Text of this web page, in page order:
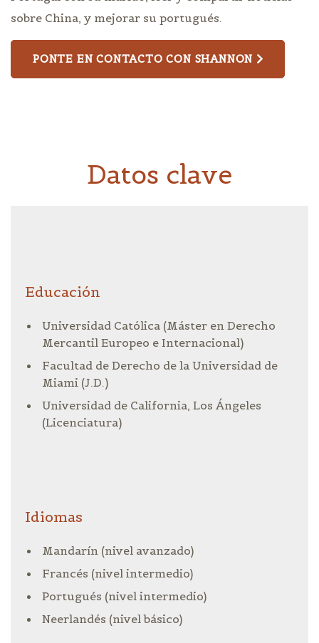
sobre China, y mejorar su portugués.
PONTE EN CONTACTO CON SHANNON
Datos clave
Educación
Universidad Católica (Máster en Derecho
Mercantil Europeo e Internacional)
Facultad de Derecho de la Universidad de
Miami (J.D.)
Universidad de California, Los Ángeles
(Licenciatura)
Idiomas
Mandarín (nivel avanzado)
Francés (nivel intermedio)
Portugués (nivel intermedio)
Neerlandés (nivel básico)